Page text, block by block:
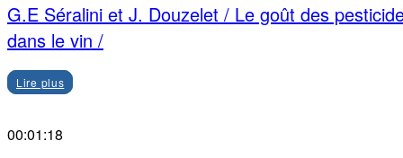
G.E Séralini et J. Douzelet / Le goût des
dans le vin /
Lire plus
00:01:18